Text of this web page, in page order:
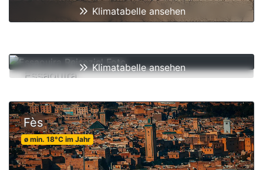
Klimatabelle ansehen
Essaouira
Klimatabelle ansehen
Fès
ø min. 18°C im Jahr